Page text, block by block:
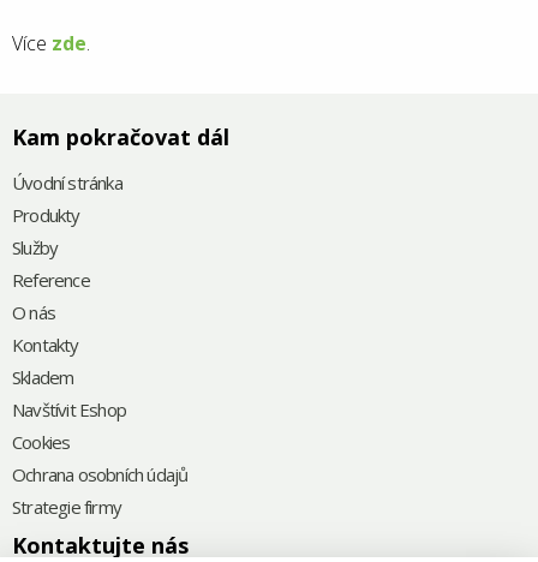
Více zde.
Kam pokračovat dál
Úvodní stránka
Produkty
Služby
Reference
O nás
Kontakty
Skladem
Navštívit Eshop
Cookies
Ochrana osobních údajů
Strategie firmy
Kontaktujte nás